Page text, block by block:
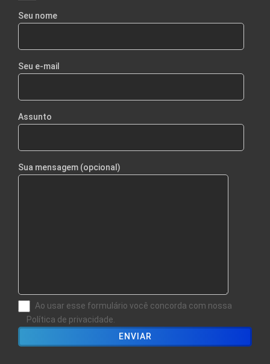
Seu nome
Seu e-mail
Assunto
Sua mensagem (opcional)
Ao usar esse formulário você concorda com nossa
Política de privacidade.